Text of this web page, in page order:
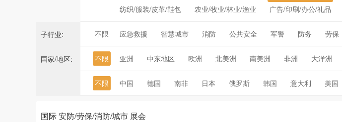
纺织/服装/皮革/鞋包
农业/牧业/林业/渔业 广告/印刷/办公/礼品
子行业: 不限 应急救援 智慧城市 消防 公共安全 军警 防务 劳保
国家/地区: 不限 亚洲 中东地区 欧洲 北美洲 南美洲 非洲 大洋洲
不限 中国 德国 南非 日本 俄罗斯 韩国 意大利 美国
国际 安防/劳保/消防/城市 展会